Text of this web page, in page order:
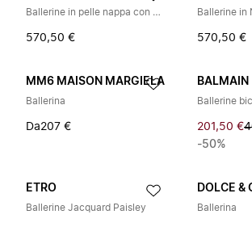
Ballerine in pelle nappa con spilla
570,50 €
Ballerine in
570,50 €
MM6 MAISON MARGIELA
Ballerina
Da207 €
BALMAIN
Ballerine
201,50 €
-50%
ETRO
Ballerine Jacquard Paisley
DOLCE &
Ballerina